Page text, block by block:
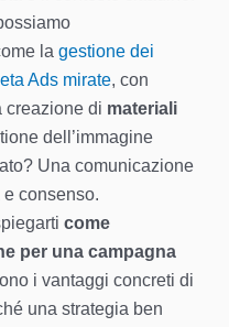
la gestione dei
Ads mirate, con
creazione di materiali
dell’immagine
Una comunicazione
consenso.
come
per una campagna
i vantaggi concreti di
una strategia ben